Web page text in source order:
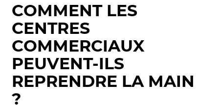
COMMENT LES
CENTRES
COMMERCIAUX
PEUVENT-ILS
REPRENDRE LA MAIN
?